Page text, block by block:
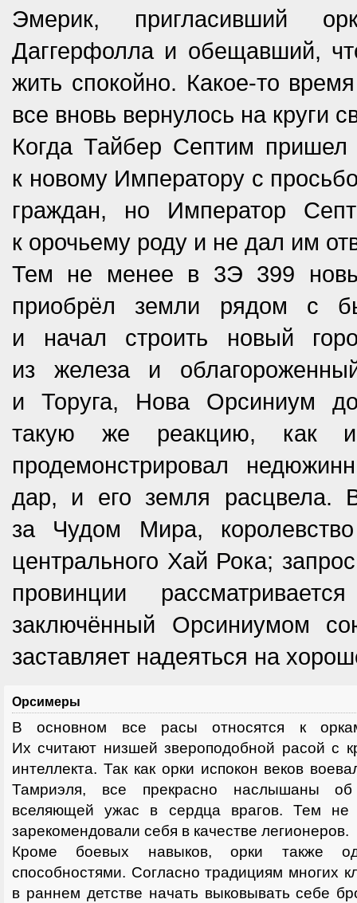
Эмерик, пригласивший
Даггерфолла и обещавший,
жить спокойно. Какое-то
все вновь вернулось на круги
Когда Тайбер Септим
к новому Императору с
граждан, но Император
к орочьему роду и не дал им
Тем не менее в 3Э 399
приобрёл земли рядом с
и начал строить новый
из железа и
и Торуга, Нова Орсиниум
такую же реакцию, как и
продемонстрировал
дар, и его земля расцвела.
за Чудом Мира,
центрального Хай Рока;
провинции
заключённый Орсиниумом
заставляет надеяться на
Орсимеры
В основном все расы относятся к
Их считают низшей звероподобной расой с
интеллекта. Так как орки испокон веков
Тамриэля, все прекрасно наслышаны
вселяющей ужас в сердца врагов. Тем не
зарекомендовали себя в качестве легионеров.
Кроме боевых навыков, орки также
способностями. Согласно традициям многих
в раннем детстве начать выковывать себе